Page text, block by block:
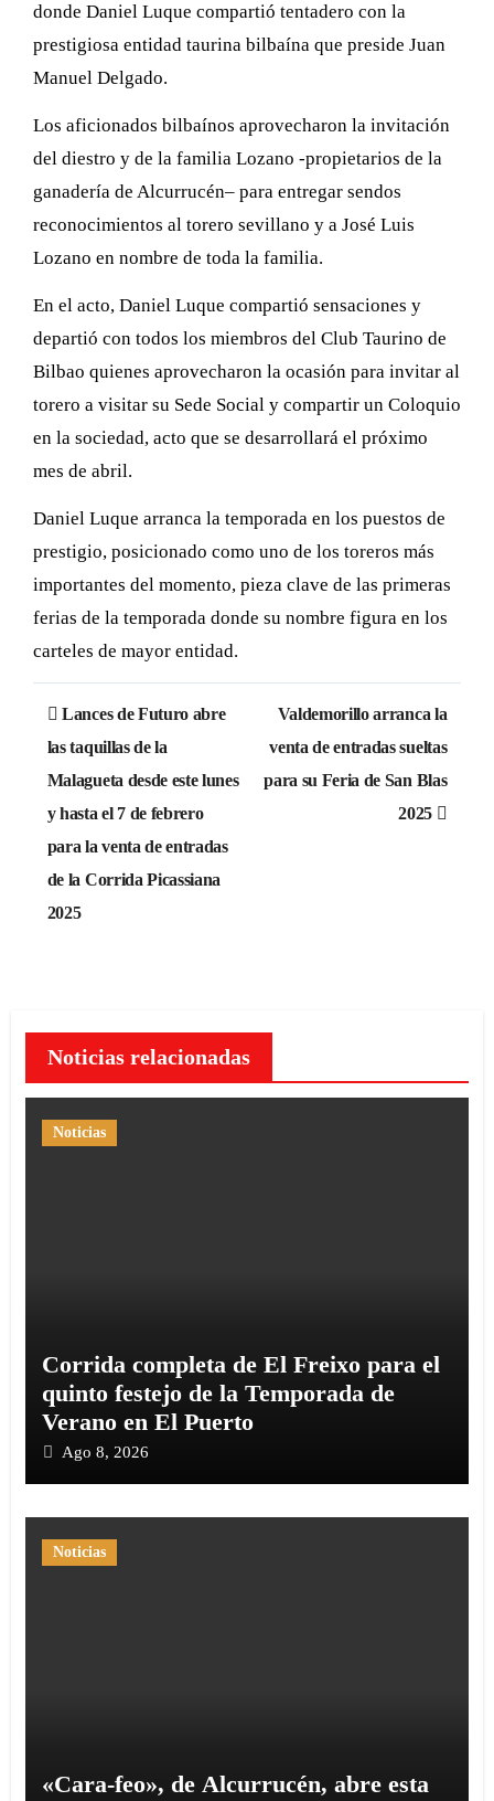
donde Daniel Luque compartió tentadero con la
prestigiosa entidad taurina bilbaína que preside Juan
Manuel Delgado.
Los aficionados bilbaínos aprovecharon la invitación
del diestro y de la familia Lozano -propietarios de la
ganadería de Alcurrucén– para entregar sendos
reconocimientos al torero sevillano y a José Luis
Lozano en nombre de toda la familia.
En el acto, Daniel Luque compartió sensaciones y
departió con todos los miembros del Club Taurino de
Bilbao quienes aprovecharon la ocasión para invitar al
torero a visitar su Sede Social y compartir un Coloquio
en la sociedad, acto que se desarrollará el próximo
mes de abril.
Daniel Luque arranca la temporada en los puestos de
prestigio, posicionado como uno de los toreros más
importantes del momento, pieza clave de las primeras
ferias de la temporada donde su nombre figura en los
carteles de mayor entidad.
Navegación
de
entradas
Lances de Futuro abre
las taquillas de la
Malagueta desde este lunes
y hasta el 7 de febrero
para la venta de entradas
de la Corrida Picassiana
2025
Valdemorillo arranca la
venta de entradas sueltas
para su Feria de San Blas
2025
Noticias relacionadas
Noticias
Corrida completa de El Freixo para el
quinto festejo de la Temporada de
Verano en El Puerto
Ago 8, 2026
Noticias
«Cara-feo», de Alcurrucén, abre esta